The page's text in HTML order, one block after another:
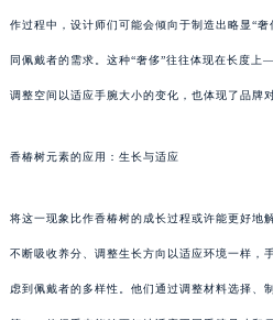
作过程中，设计师们可能会倾向于制造出略显“
同佩戴者的需求。这种“奢侈”往往体现在长度
调整空间以适应手腕大小的变化，也体现了品牌
香椿树元素的应用：生长与适应
将这一现象比作香椿树的成长过程或许能更好地
不断吸收养分、调整生长方向以适应环境一样，
虑到佩戴者的多样性。他们通过调整材料选择、